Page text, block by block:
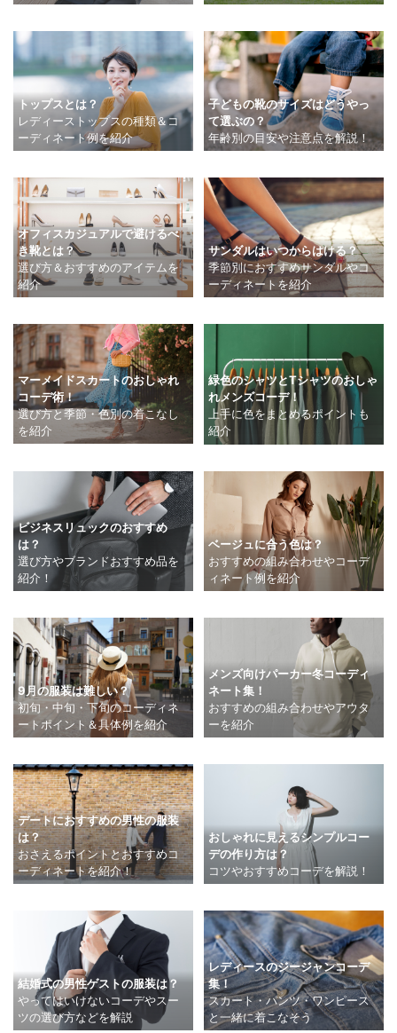
トップスとは？
レディーストップスの種類＆コ
ーディネート例を紹介
子どもの靴のサイズはどうやっ
て選ぶの？
年齢別の目安や注意点を解説！
オフィスカジュアルで避けるべ
き靴とは？
選び方＆おすすめのアイテムを
紹介
サンダルはいつからはける？
季節別におすすめサンダルやコ
ーディネートを紹介
マーメイドスカートのおしゃれ
コーデ術！
選び方と季節・色別の着こなし
を紹介
緑色のシャツとTシャツのおしゃ
れメンズコーデ！
上手に色をまとめるポイントも
紹介
ビジネスリュックのおすすめ
は？
選び方やブランドおすすめ品を
紹介！
ベージュに合う色は？
おすすめの組み合わせやコーデ
ィネート例を紹介
9月の服装は難しい？
初旬・中旬・下旬のコーディネ
ートポイント＆具体例を紹介
メンズ向けパーカー冬コーディ
ネート集！
おすすめの組み合わせやアウタ
ーを紹介
デートにおすすめの男性の服装
は？
おさえるポイントとおすすめコ
ーディネートを紹介！
おしゃれに見えるシンプルコー
デの作り方は？
コツやおすすめコーデを解説！
結婚式の男性ゲストの服装は？
やってはいけないコーデやスー
ツの選び方などを解説
レディースのジージャンコーデ
集！
スカート・パンツ・ワンピース
と一緒に着こなそう